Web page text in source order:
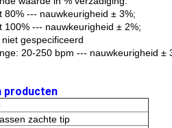
80% --- nauwkeurigheid ± 3%;
100% --- nauwkeurigheid ± 2%;
gespecificeerd
20-250 bpm --- nauwkeurigheid ±
producten
zachte tip